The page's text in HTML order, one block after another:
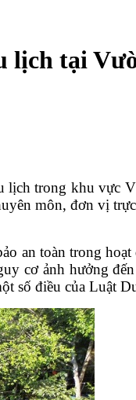
lịch tại
lịch trong khu vực
môn, đơn vị
an toàn trong
cơ ảnh hưởng
số điều của Luật